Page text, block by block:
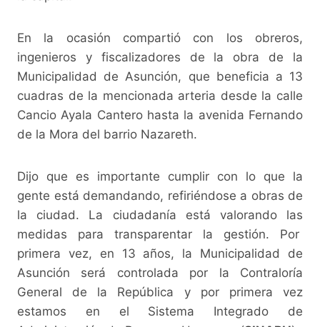
En la ocasión compartió con los obreros,
ingenieros y fiscalizadores de la obra de la
Municipalidad de Asunción, que beneficia a 13
cuadras de la mencionada arteria desde la calle
Cancio Ayala Cantero hasta la avenida Fernando
de la Mora del barrio Nazareth.
Dijo que es importante cumplir con lo que la
gente está demandando, refiriéndose a obras de
la ciudad. La ciudadanía está valorando las
medidas para transparentar la gestión. Por
primera vez, en 13 años, la Municipalidad de
Asunción será controlada por la Contraloría
General de la República y por primera vez
estamos en el Sistema Integrado de